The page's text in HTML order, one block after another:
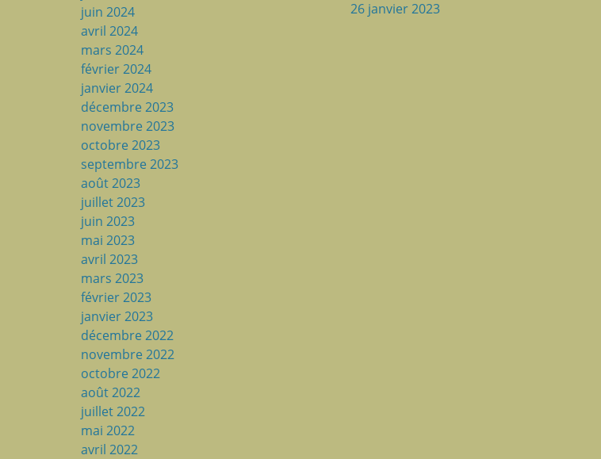
l’article
précédent:
26 janvier 2023
juin 2024
avril 2024
mars 2024
février 2024
janvier 2024
décembre 2023
novembre 2023
octobre 2023
septembre 2023
août 2023
juillet 2023
juin 2023
mai 2023
avril 2023
mars 2023
février 2023
janvier 2023
décembre 2022
novembre 2022
octobre 2022
août 2022
juillet 2022
mai 2022
avril 2022